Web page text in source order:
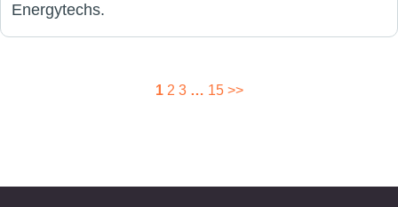
Energytechs.
Paginação
1 2 3 … 15 >>